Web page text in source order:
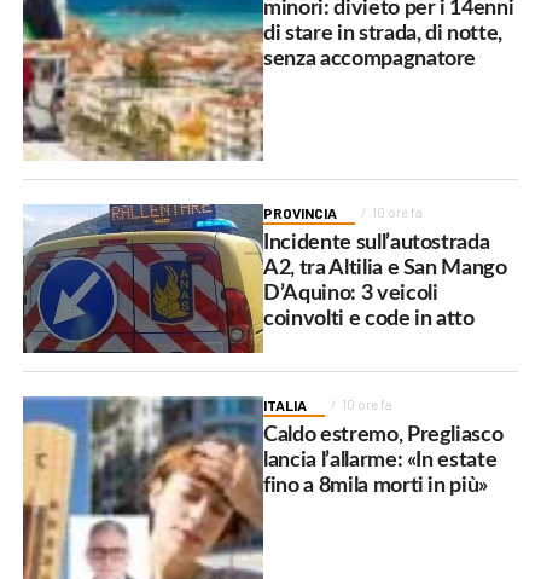
minori: divieto per i 14enni
di stare in strada, di notte,
senza accompagnatore
PROVINCIA 10 ore fa
Incidente sull’autostrada
A2, tra Altilia e San Mango
D’Aquino: 3 veicoli
coinvolti e code in atto
ITALIA 10 ore fa
Caldo estremo, Pregliasco
lancia l’allarme: «In estate
fino a 8mila morti in più»